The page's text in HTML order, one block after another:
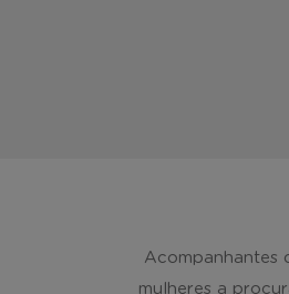
Acompanhantes
mulheres a